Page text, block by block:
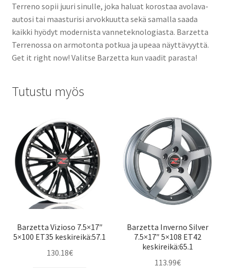
Terreno sopii juuri sinulle, joka haluat korostaa avolava-
autosi tai maasturisi arvokkuutta sekä samalla saada
kaikki hyödyt modernista vanneteknologiasta. Barzetta
Terrenossa on armotonta potkua ja upeaa näyttävyyttä.
Get it right now! Valitse Barzetta kun vaadit parasta!
Tutustu myös
Barzetta Vizioso 7.5×17″
5×100 ET35 keskireikä:57.1
130.18€
Barzetta Inverno Silver
7.5×17″ 5×108 ET42
keskireikä:65.1
113.99€